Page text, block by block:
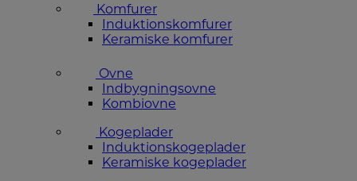
Komfurer
Induktionskomfurer
Keramiske komfurer
Ovne
Indbygningsovne
Kombiovne
Kogeplader
Induktionskogeplader
Keramiske kogeplader